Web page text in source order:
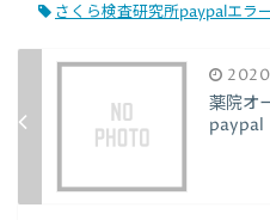
さくら検査研究所paypalエラ
薬院オ
paypal